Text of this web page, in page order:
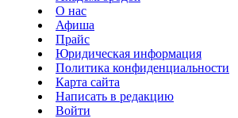
О нас
Афиша
Прайс
Юридическая информация
Политика конфиденциальности
Карта сайта
Написать в редакцию
Войти